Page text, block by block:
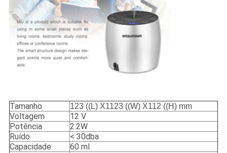
Tamanho 123 ((L) X1123 ((W) X112 ((H) mm
Voltagem
12 V
Potência
2.2W
Ruído
< 30dba
Capacidade
60 ml